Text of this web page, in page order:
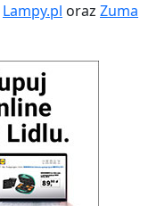
Lampy.pl oraz Zuma